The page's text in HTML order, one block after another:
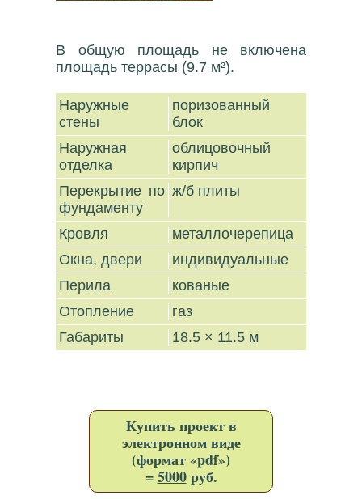
В общую площадь не включена
площадь террасы (9.7 м²).
Наружные
стены
поризованный
блок
Наружная
отделка
облицовочный
кирпич
Перекрытие по
фундаменту
ж/б плиты
Кровля
металлочерепица
Окна, двери
индивидуальные
Перила
кованые
Отопление
газ
Габариты
18.5 × 11.5 м
Купить проект в
электронном виде
(формат «pdf»)
=5000руб.